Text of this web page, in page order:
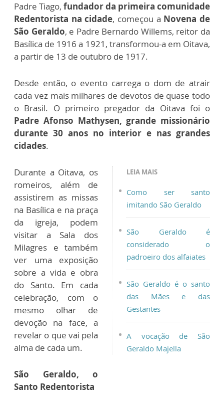
Padre Tiago, fundador da primeira comunidade
Redentorista na cidade, começou a Novena de
São Geraldo, e Padre Bernardo Willems, reitor da
Basílica de 1916 a 1921, transformou-a em Oitava,
a partir de 13 de outubro de 1917.
Desde então, o evento carrega o dom de atrair
cada vez mais milhares de devotos de quase todo
o Brasil. O primeiro pregador da Oitava foi o
Padre Afonso Mathysen, grande missionário
durante 30 anos no interior e nas grandes
cidades.
LEIA MAIS
Como ser santo
imitando São Geraldo
São Geraldo é
considerado o
padroeiro dos alfaiates
São Geraldo é o santo
das Mães e das
Gestantes
A vocação de São
Geraldo Majella
Durante a Oitava, os
romeiros, além de
assistirem as missas
na Basílica e na praça
da igreja, podem
visitar a Sala dos
Milagres e também
ver uma exposição
sobre a vida e obra
do Santo. Em cada
celebração, com o
mesmo olhar de
devoção na face, a
revelar o que vai pela
alma de cada um.
São Geraldo, o
Santo Redentorista